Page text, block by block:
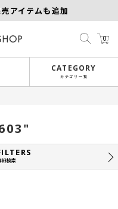
アイテムも追加
0
CATEGORY
カテゴリ一覧
細検索